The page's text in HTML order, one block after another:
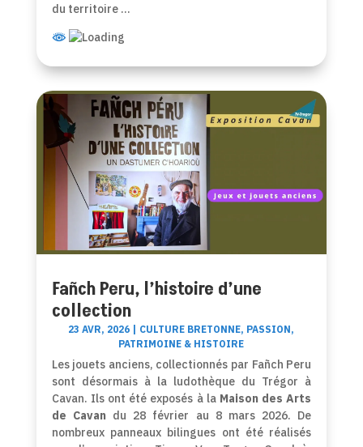
du territoire …
Fañch Peru, l’histoire d’une
collection
23 AVR, 2026 CULTURE BRETONNE, PASSION,
PATRIMOINE & HISTOIRE
Les jouets anciens, collectionnés par Fañch Peru
sont désormais à la ludothèque du Trégor à
Cavan. Ils ont été exposés à la Maison des Arts
de Cavandu 28 février au 8 mars 2026. De
nombreux panneaux bilingues ont été réalisés